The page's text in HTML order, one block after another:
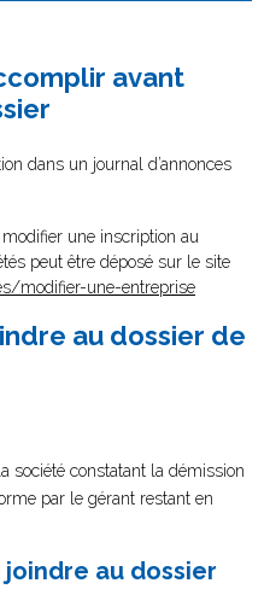
avant
dans un journal d’annonces
une inscription au
peut être déposé sur le site
modifier-une-entreprise
au dossier de
société constatant la démission
par le gérant restant en
au dossier